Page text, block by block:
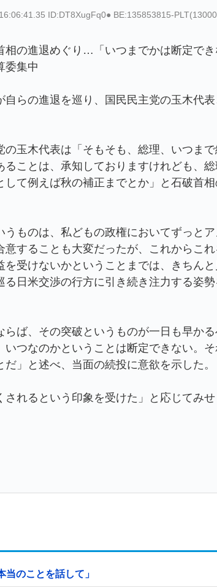
ID:DT8XugFq0● BE:135853815-
相の進退めぐり…「いつまでかは断定でき
委集中
らの進退を巡り、国民民主党の玉木代表
玉木代表は「そもそも、総理、いつまで
ことは、承知しておりますけれども、総
て例えば秋の補正までとか」と石破首
ものは、私どもの政権においてずっとア
することも大変だったが、これからこれ
受けないかということまでは、きちんと
日米交渉の行方に引き続き注力する姿勢
ば、その突破というものが一日も早か
つなのかということは断定できない。
」と述べ、当面の続投に意欲を示した。
れるという印象を受けた」と応じてみせ
のことを話して」